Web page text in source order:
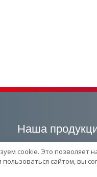
Наша
Генераторные установки
cookie. Это позволяет
сайтом, вы